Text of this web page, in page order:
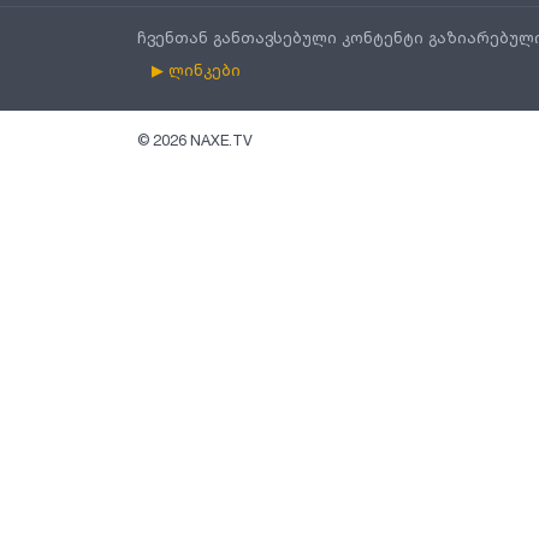
ჩვენთან განთავსებული კონტენტი
▶ ლინკები
© 2026 NAXE.TV